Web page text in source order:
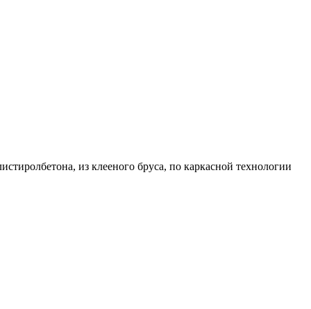
из клееного бруса, по каркасной технологии